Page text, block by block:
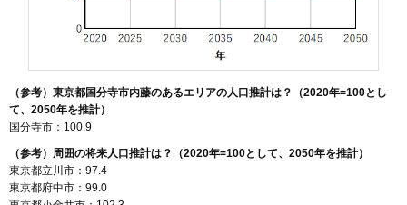
（参考）東京都国分寺市内藤のあるエリアの人口推計は？（2020年=100とし
て、2050年を推計）
国分寺市：100.9
（参考）周囲の将来人口推計は？（2020年=100として、2050年を推計）
東京都立川市：97.4
東京都府中市：99.0